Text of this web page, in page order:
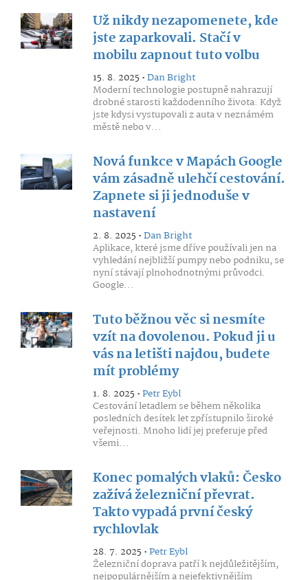
Už nikdy nezapomenete, kde
jste zaparkovali. Stačí v
mobilu zapnout tuto volbu
15. 8. 2025 •Dan Bright
Moderní technologie postupně nahrazují
drobné starosti každodenního života. Když
jste kdysi vystupovali z auta v neznámém
městě nebo v...
Nová funkce v Mapách Google
vám zásadně ulehčí cestování.
Zapnete si ji jednoduše v
nastavení
2. 8. 2025 •Dan Bright
Aplikace, které jsme dříve používali jen na
vyhledání nejbližší pumpy nebo podniku, se
nyní stávají plnohodnotnými průvodci.
Google...
Tuto běžnou věc si nesmíte
vzít na dovolenou. Pokud ji u
vás na letišti najdou, budete
mít problémy
1. 8. 2025 •Petr Eybl
Cestování letadlem se během několika
posledních desítek let zpřístupnilo široké
veřejnosti. Mnoho lidí jej preferuje před
všemi...
Konec pomalých vlaků: Česko
zažívá železniční převrat.
Takto vypadá první český
rychlovlak
28. 7. 2025 •Petr Eybl
Železniční doprava patří k nejdůležitějším,
nejpopulárnějším a nejefektivnějším